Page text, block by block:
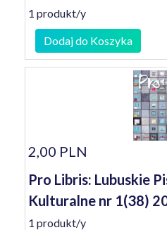
1 produkt/y
Dodaj do Koszyka
2,00 PLN
Pro Libris: Lubuskie
Kulturalne nr 1(38)
1 produkt/y